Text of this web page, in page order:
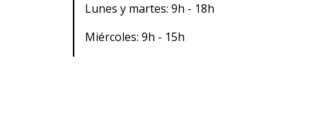
Lunes y martes: 9h - 18h
Miércoles: 9h - 15h